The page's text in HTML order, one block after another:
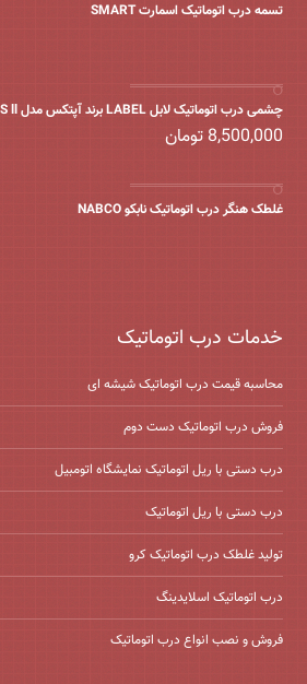
تسمه درب اتوماتیک اسمارت SMART
چشمی درب اتوماتیک لابل LABEL برند آپتکس مدل OA-AXIS ll
8,500,000 تومان
غلطک هنگر درب اتوماتیک نابکو NABCO
خدمات درب اتوماتیک
محاسبه قیمت درب اتوماتیک شیشه ‌ای
فروش درب اتوماتیک دست دوم
درب دستی با ریل اتوماتیک نمایشگاه اتومبیل
درب دستی با ریل اتوماتیک
تولید غلطک درب اتوماتیک کرو
درب اتوماتیک اسلایدینگ
فروش و نصب انواع درب اتوماتیک